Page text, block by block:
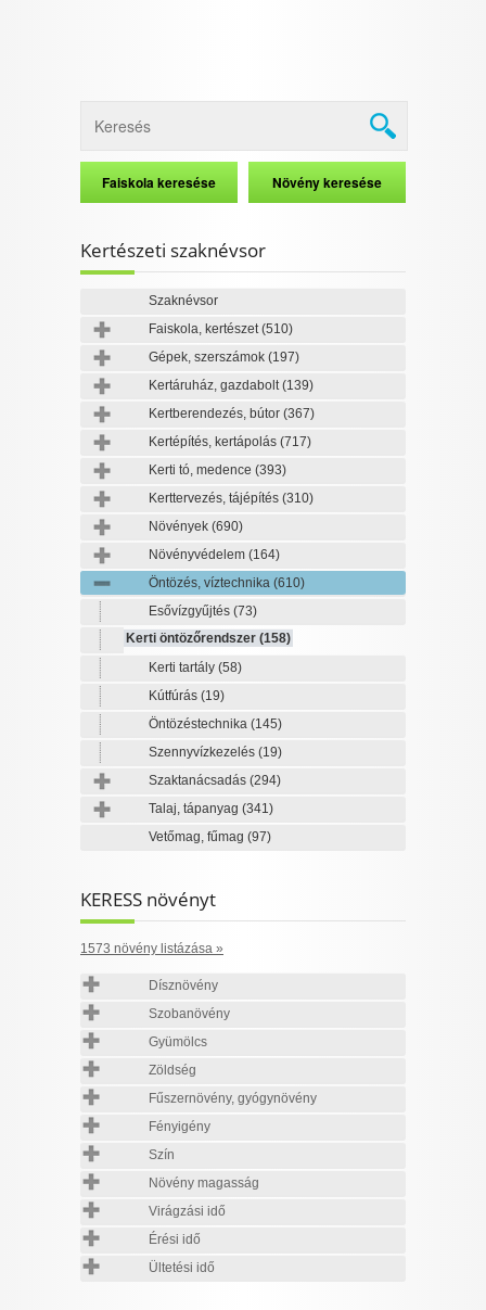
Kertészeti szaknévsor
Szaknévsor
Faiskola, kertészet(510)
Gépek, szerszámok (197)
Kertáruház, gazdabolt(139)
Kertberendezés, bútor (367)
Kertépítés, kertápolás (717)
Kerti tó, medence (393)
Kerttervezés, tájépítés (310)
Növények (690)
Növényvédelem (164)
Öntözés, víztechnika (610)
Esővízgyűjtés (73)
Kerti öntözőrendszer (158)
Kerti tartály (58)
Kútfúrás (19)
Öntözéstechnika (145)
Szennyvízkezelés (19)
Szaktanácsadás (294)
Talaj, tápanyag (341)
Vetőmag, fűmag (97)
KERESS növényt
1573 növény listázása »
Dísznövény
Szobanövény
Gyümölcs
Zöldség
Fűszernövény, gyógynövény
Fényigény
Szín
Növény magasság
Virágzási idő
Érési idő
Ültetési idő